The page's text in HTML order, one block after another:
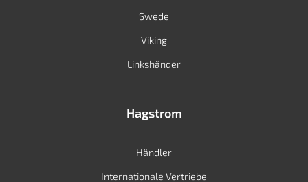
Swede
Viking
Linkshänder
Hagstrom
Händler
Internationale Vertriebe